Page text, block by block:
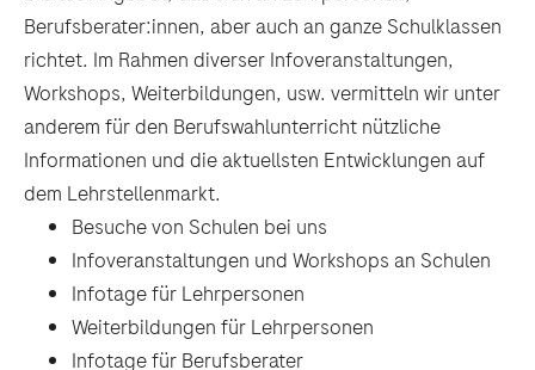
Berufsberater:innen, aber auch an ganze Schulklassen
richtet. Im Rahmen diverser Infoveranstaltungen,
Workshops, Weiterbildungen, usw. vermitteln wir unter
anderem für den Berufswahlunterricht nützliche
Informationen und die aktuellsten Entwicklungen auf
dem Lehrstellenmarkt.
Besuche von Schulen bei uns
Infoveranstaltungen und Workshops an Schulen
Infotage für Lehrpersonen
Weiterbildungen für Lehrpersonen
Infotage für Berufsberater